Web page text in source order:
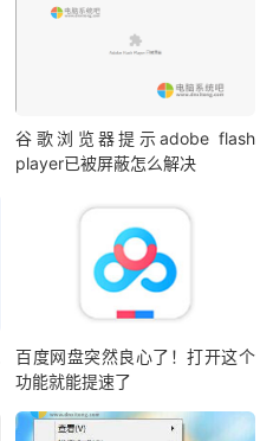
谷歌浏览器提示adobe flash
player已被屏蔽怎么解决
百度网盘突然良心了！打开这个
功能就能提速了